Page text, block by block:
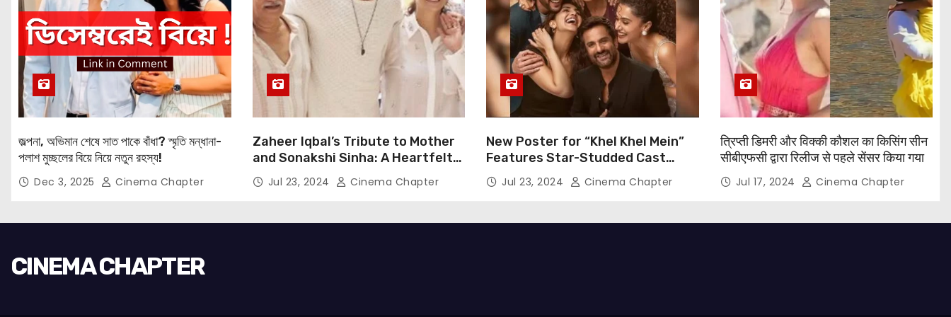
জল্পনা, অভিমান শেষে সাত পাকে বাঁধা? স্মৃতি মন্ধানা-
পলাশ মুচ্ছলের বিয়ে নিয়ে নতুন রহস্য!
Dec 3, 2025 Cinema Chapter
Zaheer Iqbal’s Tribute to Mother
and Sonakshi Sinha: A Heartfelt
Expression of Gratitude
Jul 23, 2024 Cinema Chapter
New Poster for “Khel Khel Mein”
Features Star-Studded Cast
Including Akshay Kumar, Taapsee
Pannu, Fardeen Khan, and More
Jul 23, 2024 Cinema Chapter
त्रिप्ती डिमरी और विक्की कौशल का किसिंग सीन
सीबीएफसी द्वारा रिलीज से पहले सेंसर किया गया
Jul 17, 2024 Cinema Chapter
CINEMA CHAPTER